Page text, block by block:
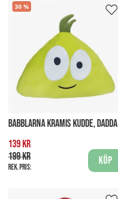
30
BABBLARNA KRAMIS KUDDE, DADDA
139 kr
199 kr
Rek. pris:
Köp